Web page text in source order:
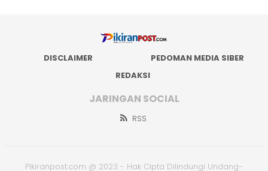
DISCLAIMER
PEDOMAN MEDIA SIBER
REDAKSI
JARINGAN SOCIAL
RSS
Pikiranpost.com @ 2023 - Hak Cipta Dilindungi Undang-